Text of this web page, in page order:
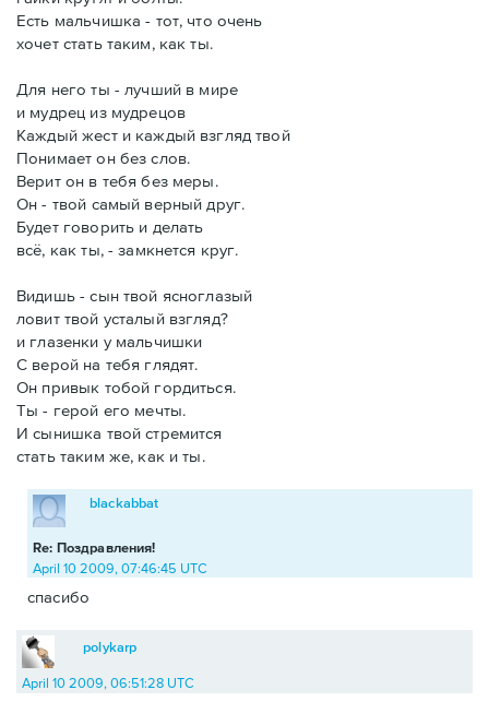
Есть мальчишка - тот, что очень
хочет стать таким, как ты.
Для него ты - лучший в мире
и мудрец из мудрецов
Каждый жест и каждый взгляд твой
Понимает он без слов.
Верит он в тебя без меры.
Он - твой самый верный друг.
Будет говорить и делать
всё, как ты, - замкнется круг.
Видишь - сын твой ясноглазый
ловит твой усталый взгляд?
и глазенки у мальчишки
С верой на тебя глядят.
Он привык тобой гордиться.
Ты - герой его мечты.
И сынишка твой стремится
стать таким же, как и ты.
Re: Поздравления!
blackabbat
April 10 2009, 07:46:45 UTC
спасибо
polykarp
April 10 2009, 06:51:28 UTC